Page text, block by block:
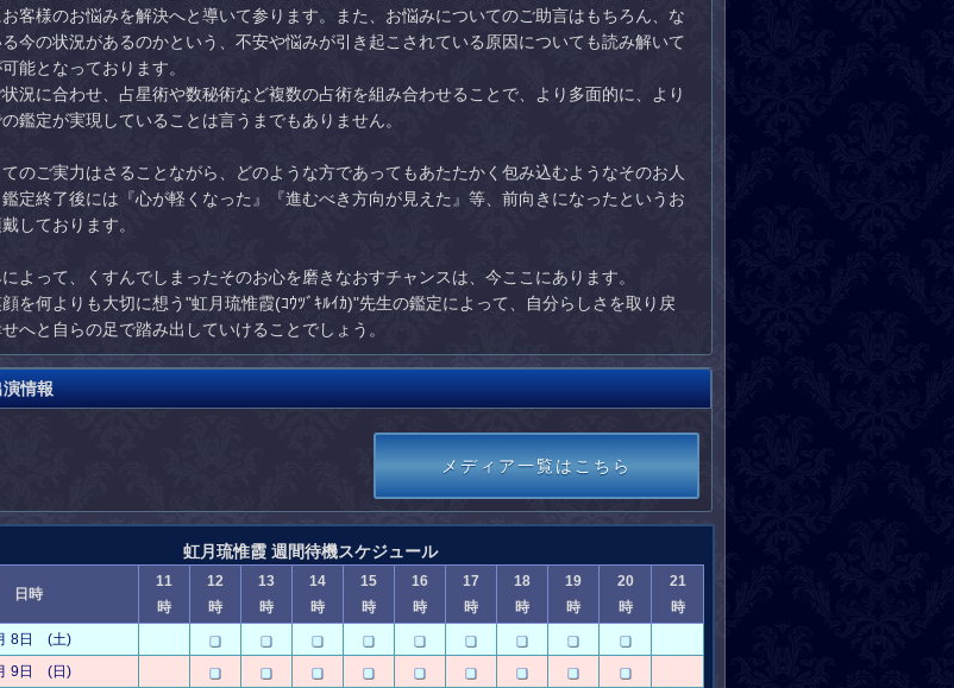
お客様のお悩みを解決へと導いて参ります。また、お悩みについてのご助言はもちろん、な
今の状況があるのかという、不安や悩みが引き起こされている原因についても読み解いて
能となっております。
況に合わせ、占星術や数秘術など複数の占術を組み合わせることで、より多面的に、より
鑑定が実現していることは言うまでもありません。
のご実力はさることながら、どのような方であってもあたたかく包み込むようなそのお人
定終了後には『心が軽くなった』『進むべき方向が見えた』等、前向きになったというお
しております。
よって、くすんでしまったそのお心を磨きなおすチャンスは、今ここにあります。
を何よりも大切に想う"虹月琉惟霞(ｺｳﾂﾞｷﾙｲｶ)"先生の鑑定によって、自分らしさを取り戻
へと自らの足で踏み出していけることでしょう。
情報
メディア一覧はこちら
虹月琉惟霞 週間待機スケジュール
日時
11
時
12
時
13
時
14
時
15
時
16
時
17
時
18
時
19
時
20
時
21
時
8日 (土)
9日 (日)